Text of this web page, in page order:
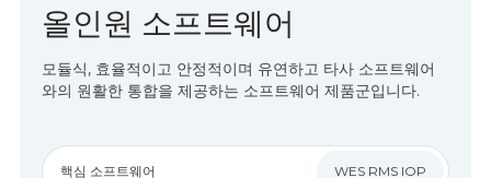
올인원 소프트웨어
모듈식, 효율적이고 안정적이며 유연하고 타사 소프트웨어
와의 원활한 통합을 제공하는 소프트웨어 제품군입니다.
핵심 소프트웨어 WES RMS IOP